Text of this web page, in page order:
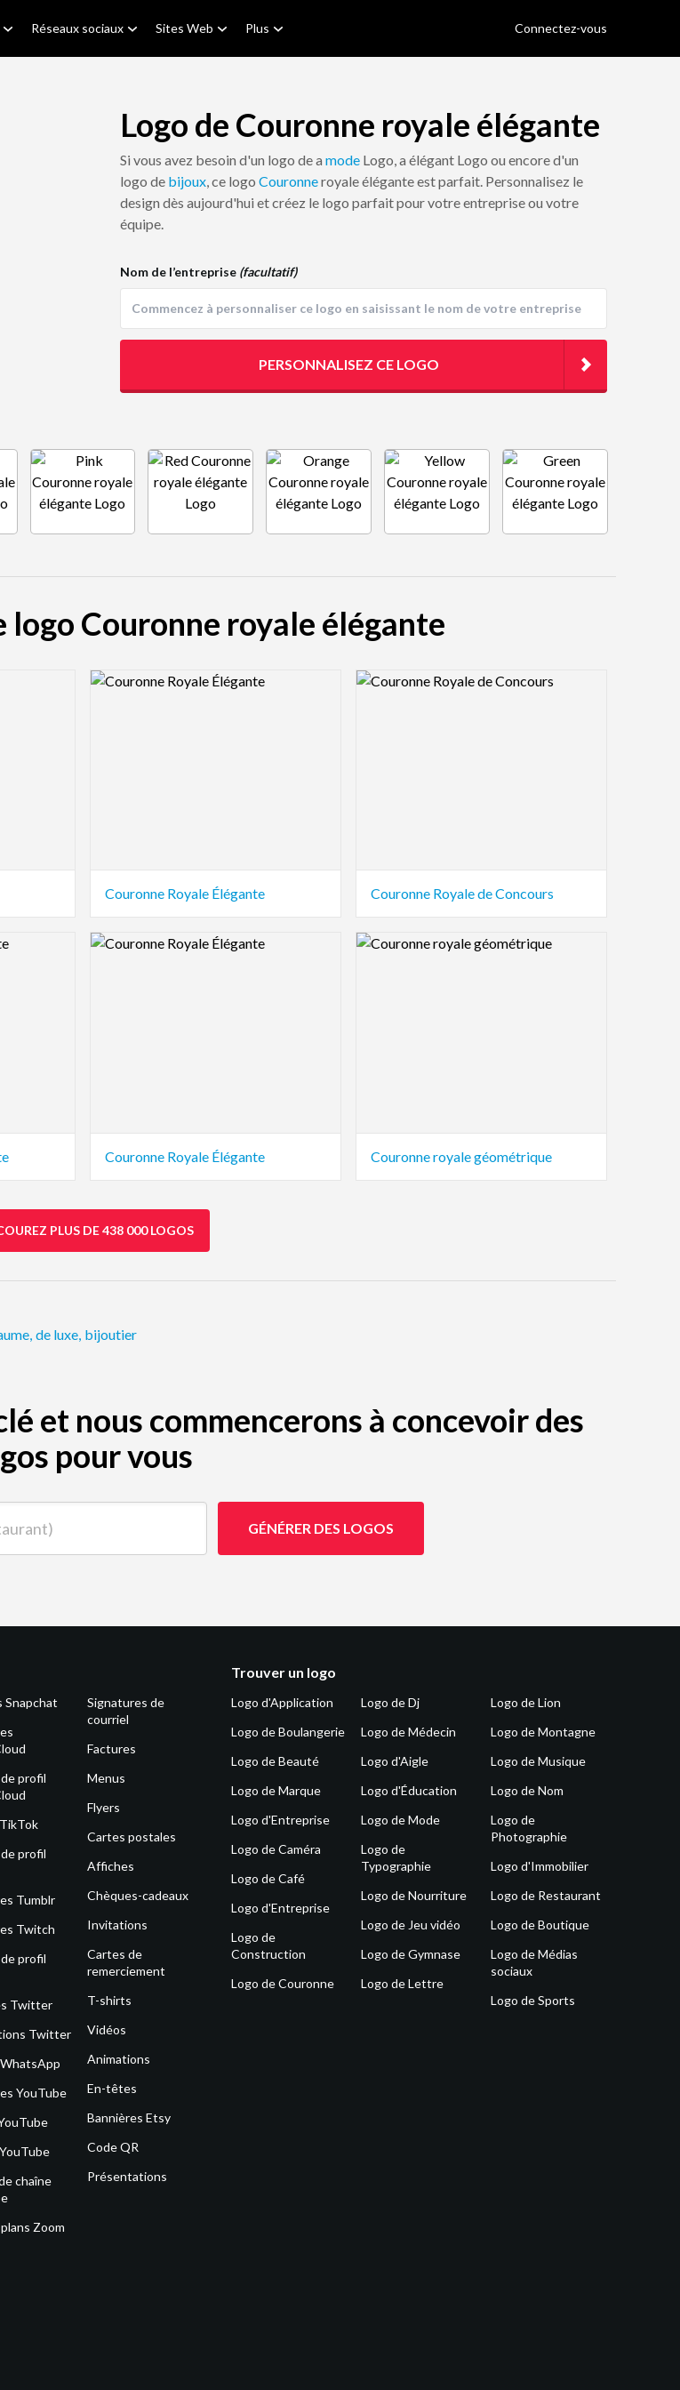
Réseaux sociaux Sites Web Plus Connectez-vous
Logo de Couronne royale élégante
Si vous avez besoin d'un logo de a mode Logo, a élégant Logo ou encore d'un
logo de bijoux, ce logo Couronneroyale élégante est parfait. Personnalisez le
design dès aujourd'hui et créez le logo parfait pour votre entreprise ou votre
équipe.
Nom de l’entreprise (facultatif)
PERSONNALISEZ CE LOGO
logo Couronne royale élégante
Logo Preview Image
Couronne Royale Élégante
Logo Preview Image
Couronne Royale de Concours
Logo Preview Image
Couronne Royale Élégante
Logo Preview Image
Couronne royale géométrique
PLUS DE 438 000 LOGOS
, de luxe, bijoutier
et nous commencerons à concevoir des
pour vous
GÉNÉRER DES LOGOS
Snapchat
profil
profil
Tumblr
Twitch
profil
Twitter
Twitter
YouTube
chaîne
Zoom
Signatures de
courriel
Factures
Menus
Flyers
Cartes postales
Affiches
Chèques-cadeaux
Invitations
Cartes de
remerciement
T-shirts
Vidéos
Animations
En-têtes
Bannières Etsy
Code QR
Présentations
Trouver un logo
Logo d'Application
Logo de Boulangerie
Logo de Beauté
Logo de Marque
Logo d'Entreprise
Logo de Caméra
Logo de Café
Logo d'Entreprise
Logo de
Construction
Logo de Couronne
Logo de Dj
Logo de Médecin
Logo d'Aigle
Logo d'Éducation
Logo de Mode
Logo de
Typographie
Logo de Nourriture
Logo de Jeu vidéo
Logo de Gymnase
Logo de Lettre
Logo de Lion
Logo de Montagne
Logo de Musique
Logo de Nom
Logo de
Photographie
Logo d'Immobilier
Logo de Restaurant
Logo de Boutique
Logo de Médias
sociaux
Logo de Sports